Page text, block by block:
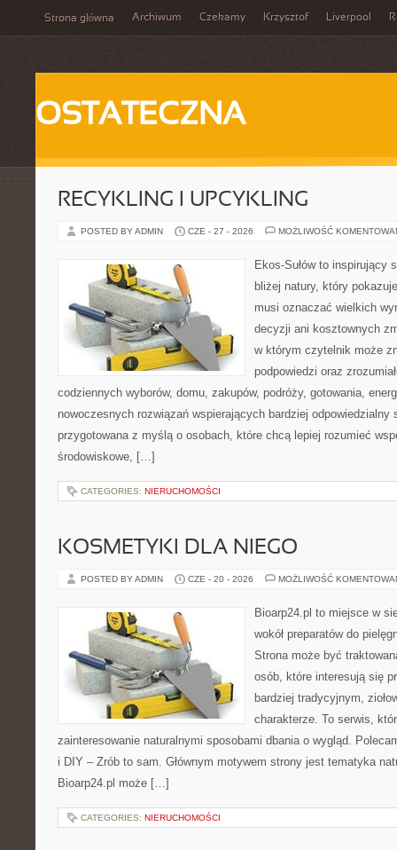
Strona główna Archiwum Czekamy Krzysztof Liverpool
OSTATECZNA
RECYKLING I UPCYKLING
POSTED BY ADMIN CZE - 27 - 2026 MOŻLIWOŚĆ
Ekos-Sułów to inspirujący
bliżej natury, który
musi oznaczać wielkich
decyzji ani kosztownych
w którym czytelnik może
podpowiedzi oraz
codziennych wyborów, domu, zakupów, podróży, gotowania,
nowoczesnych rozwiązań wspierających bardziej odpowiedzialny
przygotowana z myślą o osobach, które chcą lepiej rozumieć
środowiskowe, […]
CATEGORIES: NIERUCHOMOŚCI
KOSMETYKI DLA NIEGO
POSTED BY ADMIN CZE - 20 - 2026 MOŻLIWOŚĆ
Bioarp24.pl to miejsce w
wokół preparatów do
Strona może być
osób, które interesują się
bardziej tradycyjnym,
charakterze. To serwis,
zainteresowanie naturalnymi sposobami dbania o wygląd.
i DIY – Zrób to sam. Głównym motywem strony jest tematyka
Bioarp24.pl może […]
CATEGORIES: NIERUCHOMOŚCI